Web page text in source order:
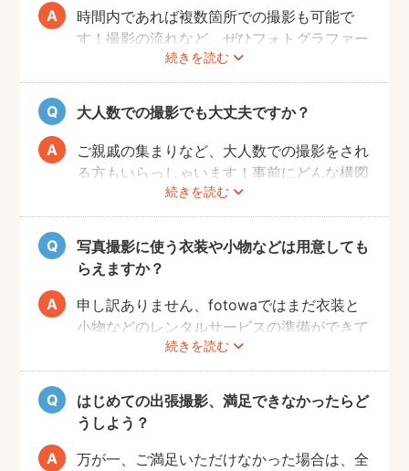
続きを読む
時間内であれば複数箇所での撮影も可能で
す！撮影の流れなど、ぜひフォトグラファー
に相談してみてください。
大人数での撮影でも大丈夫ですか？
続きを読む
ご親戚の集まりなど、大人数での撮影をされ
る方もいらっしゃいます！事前にどんな構図
で撮りたいのかなどフォトグラファーとすり
合わせておくと、当日スムーズに撮影ができ
るのでおすすめです。
写真撮影に使う衣装や小物などは用意しても
らえますか？
続きを読む
申し訳ありません、fotowaではまだ衣装と
小物などのレンタルサービスの準備ができて
おりませんので、お客様ご自身にご用意をお
願いしております。
はじめての出張撮影、満足できなかったらど
うしよう？
万が一、ご満足いただけなかった場合は、全